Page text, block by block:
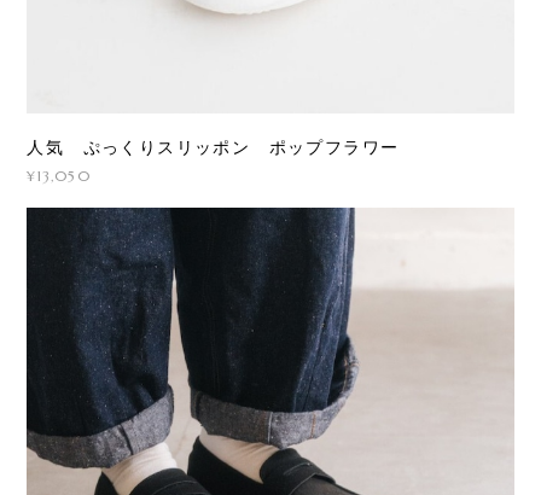
人気 ぷっくりスリッポン ポップフラワー
¥13,050